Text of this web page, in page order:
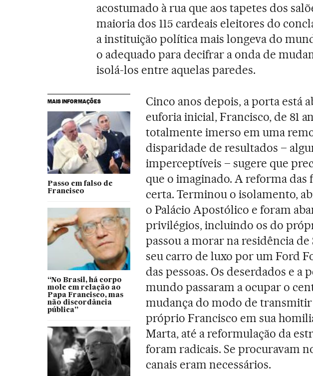
acostumado à rua que aos tapetes dos
maioria dos 115 cardeais eleitores do
a instituição política mais longeva do
o adequado para decifrar a onda de
isolá-los entre aquelas paredes.
MAIS INFORMAÇÕES
Passo em falso de
Francisco
“No Brasil, há corpo
mole em relação ao
Papa Francisco, mas
não discordância
pública”
Cinco anos depois, a porta está
euforia inicial, Francisco, de 81
totalmente imerso em uma
disparidade de resultados –
imperceptíveis – sugere que
que o imaginado. A reforma das
certa. Terminou o isolamento,
o Palácio Apostólico e foram
privilégios, incluindo os do
passou a morar na residência
seu carro de luxo por um Ford
das pessoas. Os deserdados e a
mundo passaram a ocupar o
mudança do modo de transmitir
próprio Francisco em sua
Marta, até a reformulação da
foram radicais. Se procuravam
canais eram necessários.